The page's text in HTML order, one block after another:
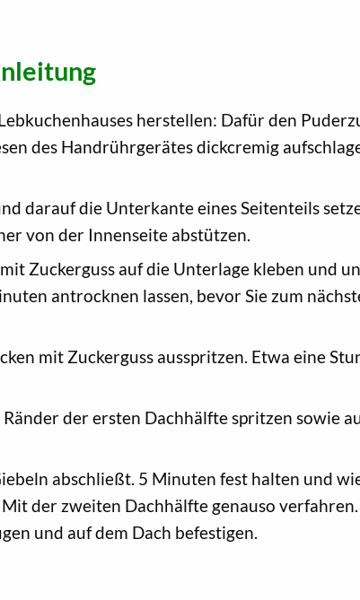
herstellen: Dafür den
des Handrührgerätes dickcremig
darauf die Unterkante eines Seitenteils
von der Innenseite abstützen.
Zuckerguss auf die Unterlage kleben und
antrocknen lassen, bevor Sie zum
mit Zuckerguss ausspritzen. Etwa eine
der ersten Dachhälfte spritzen sowie
abschließt. 5 Minuten fest halten und
der zweiten Dachhälfte genauso
und auf dem Dach befestigen.